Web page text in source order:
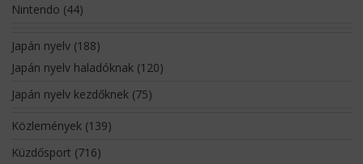
Nintendo (44)
Japán nyelv(188)
Japán nyelv haladóknak(120)
Japán nyelv kezdőknek(75)
Közlemények(139)
Küzdősport (716)